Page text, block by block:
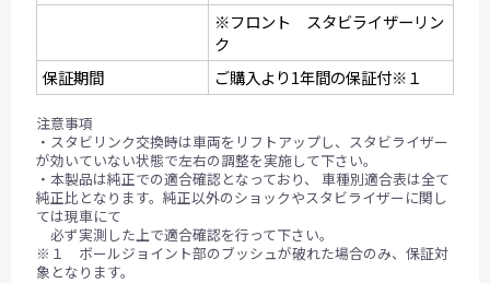
※フロント スタビライザーリン
ク
保証期間
ご購入より1年間の保証付※１
注意事項
・スタビリンク交換時は車両をリフトアップし、スタビライザー
が効いていない状態で左右の調整を実施して下さい。
・本製品は純正での適合確認となっており、 車種別適合表は全て
純正比となります。純正以外のショックやスタビライザーに関し
ては現車にて
必ず実測した上で適合確認を行って下さい。
※１ ボールジョイント部のブッシュが破れた場合のみ、保証対
象となります。